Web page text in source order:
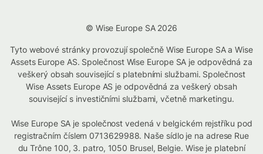
© Wise Europe SA 2026
Tyto webové stránky provozují společně Wise Europe SA a Wise
Assets Europe AS. Společnost Wise Europe SA je odpovědná za
veškerý obsah související s platebními službami. Společnost
Wise Assets Europe AS je odpovědná za veškerý obsah
související s investičními službami, včetně marketingu.
Wise Europe SA je společnost vedená v belgickém rejstříku pod
registračním číslem 0713629988. Naše sídlo je na adrese Rue
du Trône 100, 3. patro, 1050 Brusel, Belgie. Wise je platební